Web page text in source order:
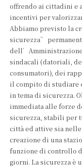
offrendo ai cittadini e
incentivi per
Abbiamo previsto la
sicurezza”
sindacali (datoriali,
consumatori), dei
il compito di studiare
in tema di sicurezza.
immediata alle forze
sicurezza, stabili per
città ed attive sia
creazione di una
funzione di controllo
giorni. La sicurezza è